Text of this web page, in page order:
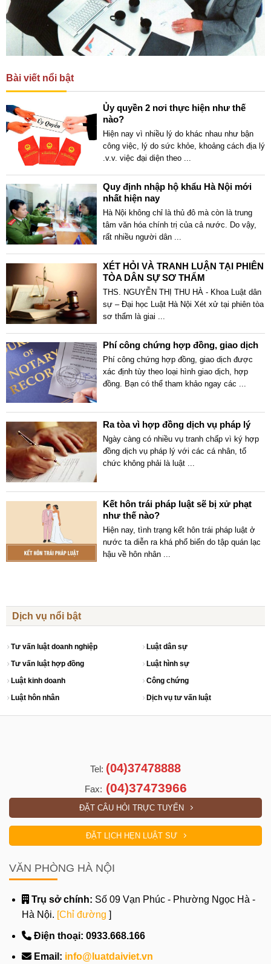
Bài viết nổi bật
Ủy quyền 2 nơi thực hiện như thế
nào?
Hiện nay vì nhiều lý do khác nhau như bận
công việc, lý do sức khỏe, khoảng cách địa lý
.v.v. việc đại diện theo
Quy định nhập hộ khẩu Hà Nội mới
nhất hiện nay
Hà Nội không chỉ là thủ đô mà còn là trung
tâm văn hóa chính trị của cả nước. Do vậy,
rất nhiều người dân ...
XÉT HỎI VÀ TRANH LUẬN TẠI PHIÊN
TÒA DÂN SỰ SƠ THẨM
THS. NGUYỄN THỊ THU HÀ - Khoa Luật dân
sự – Đại học Luật Hà Nội Xét xử tại phiên tòa
sơ thẩm là giai
Phí công chứng hợp đồng, giao dịch
Phí công chứng hợp đồng, giao dịch được
xác định tùy theo loại hình giao dịch, hợp
đồng. Bạn có thể tham khảo ngay các ...
Ra tòa vì hợp đồng dịch vụ pháp lý
Ngày càng có nhiều vụ tranh chấp vì ký hợp
đồng dịch vụ pháp lý với các cá nhân, tổ
chức không phải là luật ...
Kết hôn trái pháp luật sẽ bị xử phạt
như thế nào?
Hiện nay, tình trạng kết hôn trái pháp luật ở
nước ta diễn ra khá phổ biến do tập quán lạc
hậu về hôn nhân
Dịch vụ nổi bật
Tư vấn luật doanh nghiệp
Tư vấn luật hợp đồng
Luật dân sự
Luật hình sự
Luật kinh doanh
Luật hôn nhân
Công chứng
Dịch vụ tư vấn luật
Tel: (04)37478888
Fax: (04)37473966
ĐẶT CÂU HỎI TRỰC TUYẾN
ĐẶT LỊCH HẸN LUẬT SƯ
VĂN PHÒNG HÀ NỘI
Trụ sở chính: Số 09 Vạn Phúc - Phường Ngọc Hà -
Hà Nội. [Chỉ đường ]
Điện thoại: 0933.668.166
Email: info@luatdaiviet.vn